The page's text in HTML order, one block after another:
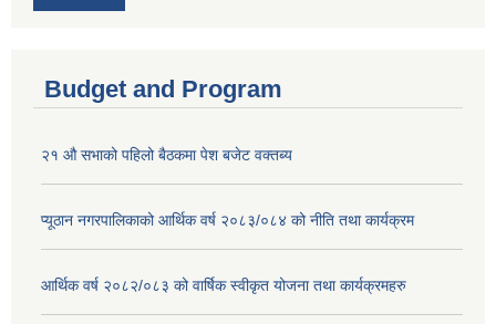
Budget and Program
२१ औ सभाको पहिलो बैठकमा पेश बजेट वक्तब्य
प्यूठान नगरपालिकाको आर्थिक वर्ष २०८३/०८४ को नीति तथा कार्यक्रम
आर्थिक वर्ष २०८२/०८३ को वार्षिक स्वीकृत योजना तथा कार्यक्रमहरु